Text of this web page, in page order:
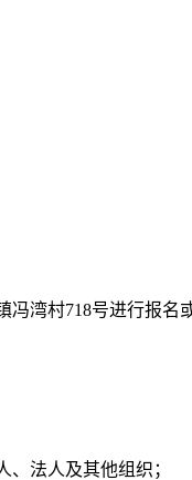
湾村718号进行报名
法人及其他组织；